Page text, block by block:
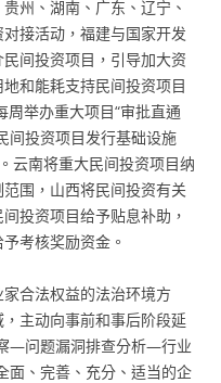
州、湖南、广东、辽宁、
接活动，福建与国家开发
间投资项目，引导加大资
和能耗支持民间投资项目
周举办重大项目“审批直通
间投资项目发行基础设施
云南将重大民间投资项目纳
围，山西将民间投资有关
投资项目给予贴息补助，
考核奖励资金。
合法权益的法治环境方
主动向事前和事后阶段延
—问题漏洞排查分析—行业
面、完善、充分、适当的企